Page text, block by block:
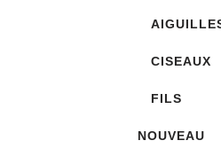
CISEAUX
FILS
NOUVEAU